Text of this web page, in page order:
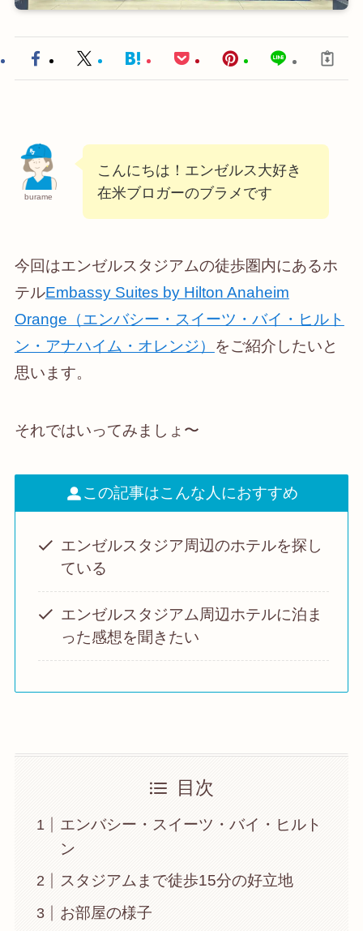
burame
こんにちは！エンゼルス大好き
在米ブロガーのブラメです
今回はエンゼルスタジアムの徒歩圏内にあるホ
テルEmbassy Suites by Hilton Anaheim
Orange（エンバシー・スイーツ・バイ・ヒルト
ン・アナハイム・オレンジ） をご紹介したいと
思います。
それではいってみましょ〜
この記事はこんな人におすすめ
エンゼルスタジア周辺のホテルを探し
ている
エンゼルスタジアム周辺ホテルに泊ま
った感想を聞きたい
目次
エンバシー・スイーツ・バイ・ヒルト
ン
スタジアムまで徒歩15分の好立地
お部屋の様子